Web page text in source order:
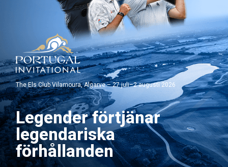
The Els Club Vilamoura, Algarve – 27 juli–2 augusti 2026
Legender förtjänar
legendariska
förhållanden